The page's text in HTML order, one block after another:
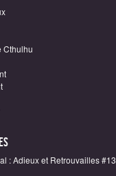
Cthulhu
: Adieux et Retrouvailles #13